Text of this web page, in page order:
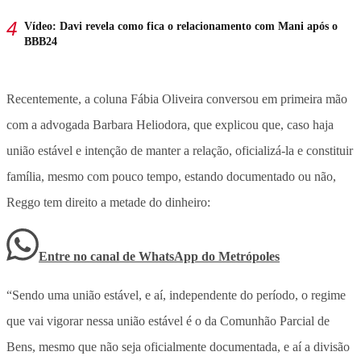
Vídeo: Davi revela como fica o relacionamento com Mani após o
BBB24
Recentemente, a coluna Fábia Oliveira conversou em primeira mão
com a advogada Barbara Heliodora, que explicou que, caso haja
união estável e intenção de manter a relação, oficializá-la e constituir
família, mesmo com pouco tempo, estando documentado ou não,
Reggo tem direito a metade do dinheiro:
Entre no canal de WhatsApp do Metrópoles
“Sendo uma união estável, e aí, independente do período, o regime
que vai vigorar nessa união estável é o da Comunhão Parcial de
Bens, mesmo que não seja oficialmente documentada, e aí a divisão